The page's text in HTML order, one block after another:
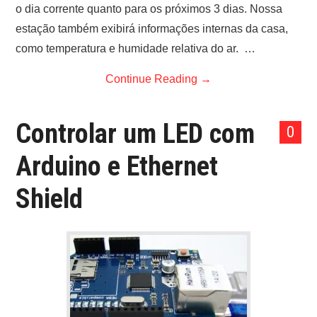
o dia corrente quanto para os próximos 3 dias. Nossa
estação também exibirá informações internas da casa,
como temperatura e humidade relativa do ar. …
Continue Reading →
0
Controlar um LED com
Arduino e Ethernet
Shield